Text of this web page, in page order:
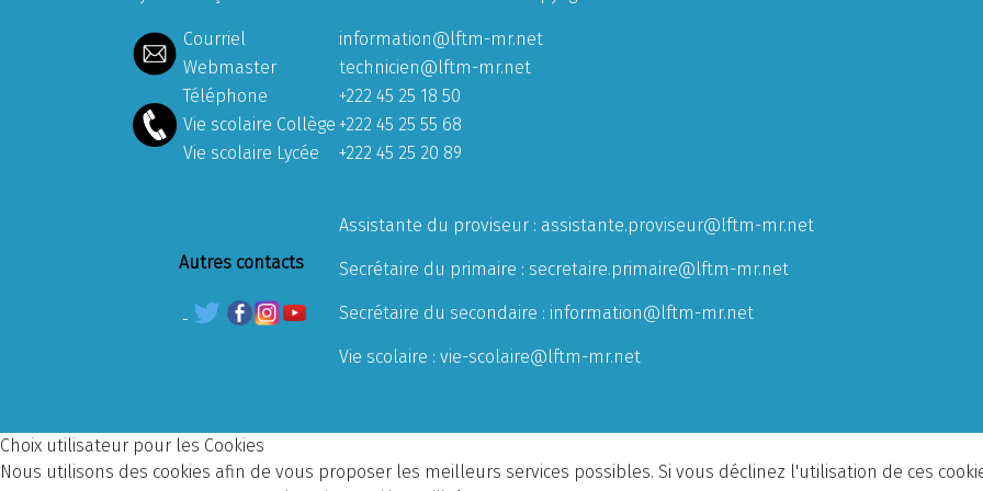
Courriel
information@lftm-mr.net
Webmaster
technicien@lftm-mr.net
Téléphone
+222 45 25 18 50
Vie scolaire Collège +222 45 25 55 68
Vie scolaire Lycée
+222 45 25 20 89
Autres contacts
Assistante du proviseur : assistante.proviseur@lftm-mr.net
Secrétaire du primaire : secretaire.primaire@lftm-mr.net
Secrétaire du secondaire : information@lftm-mr.net
Vie scolaire : vie-scolaire@lftm-mr.net
Choix utilisateur pour les Cookies
Nous utilisons des cookies afin de vous proposer les meilleurs services possibles. Si vous déclinez l'utilisation de ces